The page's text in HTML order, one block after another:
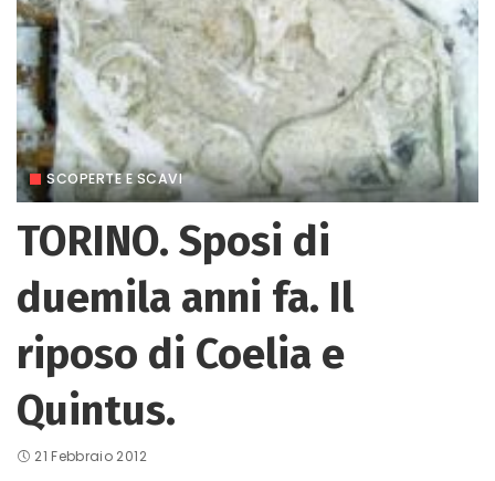
SCOPERTE E SCAVI
TORINO. Sposi di
duemila anni fa. Il
riposo di Coelia e
Quintus.
21 Febbraio 2012